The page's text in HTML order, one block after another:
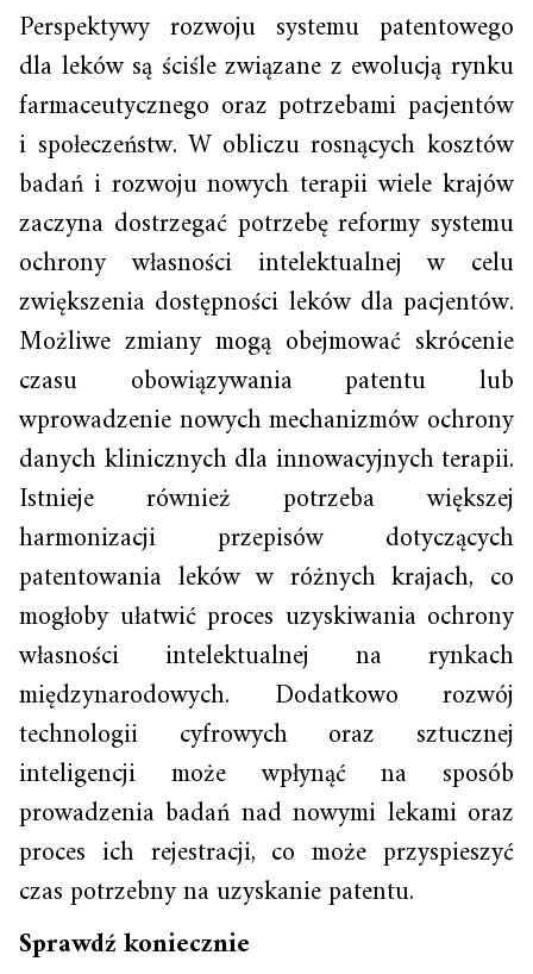
Perspektywy rozwoju systemu patentowego
dla leków są ściśle związane z ewolucją rynku
farmaceutycznego oraz potrzebami pacjentów
i społeczeństw. W obliczu rosnących kosztów
badań i rozwoju nowych terapii wiele krajów
zaczyna dostrzegać potrzebę reformy systemu
ochrony własności intelektualnej w celu
zwiększenia dostępności leków dla pacjentów.
Możliwe zmiany mogą obejmować skrócenie
czasu obowiązywania patentu lub
wprowadzenie nowych mechanizmów ochrony
danych klinicznych dla innowacyjnych terapii.
Istnieje również potrzeba większej
harmonizacji przepisów dotyczących
patentowania leków w różnych krajach, co
mogłoby ułatwić proces uzyskiwania ochrony
własności intelektualnej na rynkach
międzynarodowych. Dodatkowo rozwój
technologii cyfrowych oraz sztucznej
inteligencji może wpłynąć na sposób
prowadzenia badań nad nowymi lekami oraz
proces ich rejestracji, co może przyspieszyć
czas potrzebny na uzyskanie patentu.
Sprawdź koniecznie